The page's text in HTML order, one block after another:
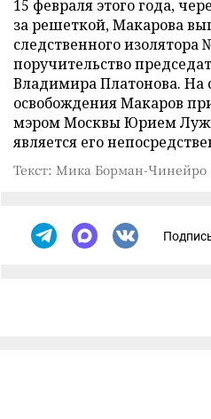
15 февраля этого года,
за решеткой, Макарова
следственного
поручительство
Владимира Платонова.
освобождения Макаров
мэром Москвы Юрием
является его
Текст: Мика Борман-Чинейро